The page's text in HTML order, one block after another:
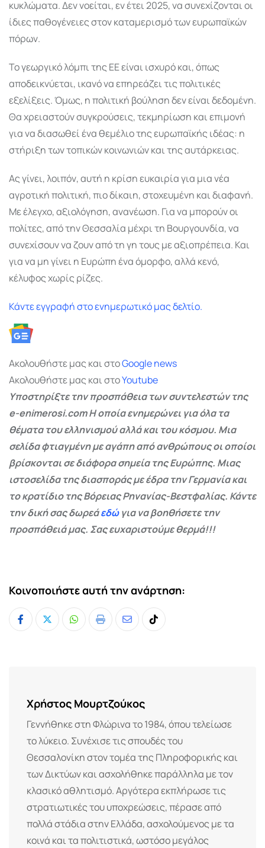
κυκλώματα. Δεν νοείται, εν έτει 2025, να συνεχίζονται οι
ίδιες παθογένειες στον καταμερισμό των ευρωπαϊκών
πόρων.
Το γεωργικό λόμπι της ΕΕ είναι ισχυρό και, όπως
αποδεικνύεται, ικανό να επηρεάζει τις πολιτικές
εξελίξεις. Όμως, η πολιτική βούληση δεν είναι δεδομένη.
Θα χρειαστούν συγκρούσεις, τεκμηρίωση και επιμονή
για να διασωθεί ένα θεμέλιο της ευρωπαϊκής ιδέας: η
στήριξη των τοπικών κοινωνιών και της αυτάρκειας.
Ας γίνει, λοιπόν, αυτή η κρίση ευκαιρία για μια νέα
αγροτική πολιτική, πιο δίκαιη, στοχευμένη και διαφανή.
Με έλεγχο, αξιολόγηση, ανανέωση. Για να μπορούν οι
πολίτες, από την Θεσσαλία μέχρι τη Βουργουνδία, να
συνεχίσουν να ζουν από τη γη τους με αξιοπρέπεια. Και
για να μη γίνει η Ευρώπη ένα όμορφο, αλλά κενό,
κέλυφος χωρίς ρίζες.
Κάντε εγγραφή στο ενημερωτικό μας δελτίο.
Ακολουθήστε μας και στοGooglenews
Ακολουθήστε μας και στοYoutube
Υποστηρίξτε την προσπάθεια των συντελεστών της
e-enimerosi.com Η οποία ενημερώνει για όλα τα
θέματα του ελληνισμού αλλά και του κόσμου. Μια
σελίδα φτιαγμένη με αγάπη από ανθρώπους οι οποίοι
βρίσκονται σε διάφορα σημεία της Ευρώπης. Μιας
ιστοσελίδα της διασποράς με έδρα την Γερμανία και
το κρατίδιο της Βόρειας Ρηνανίας-Βεστφαλίας. Κάντε
την δική σας δωρεάεδώγια να βοηθήσετε την
προσπάθειά μας. Σας ευχαριστούμε θερμά!!!
Κοινοποιήστε αυτή την ανάρτηση:
Whatsapp
Print
ShareTiktok
Χρήστος Μουρτζούκος
Γεννήθηκε στη Φλώρινα το 1984, όπου τελείωσε
το λύκειο. Συνέχισε τις σπουδές του
Θεσσαλονίκη στον τομέα της Πληροφορικής και
των Δικτύων και ασχολήθηκε παράλληλα με τον
κλασικό αθλητισμό. Αργότερα εκπλήρωσε τις
στρατιωτικές του υποχρεώσεις, πέρασε από
πολλά στάδια στην Ελλάδα, ασχολούμενος με τα
κοινά και τα πολιτιστικά, ωστόσο μεγάλος